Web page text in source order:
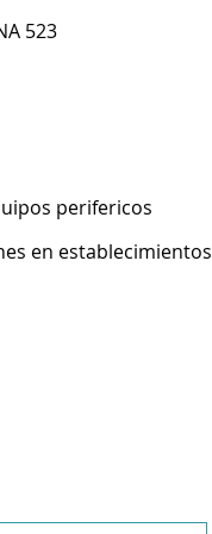
523
perifericos
en establecimientos